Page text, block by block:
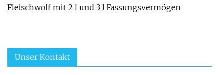
Fleischwolf mit 2 l und 3 l Fassungsvermögen
Unser Kontakt